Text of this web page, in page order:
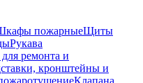
пожарныеЩиты
Рукава
ремонта и
кронштейны и
Клапана